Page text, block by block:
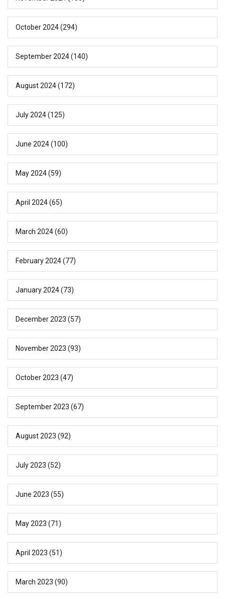
October 2024(294)
September 2024(140)
August 2024(172)
July 2024(125)
June 2024(100)
May 2024(59)
April 2024(65)
March 2024(60)
February 2024(77)
January 2024(73)
December 2023 (57)
November 2023 (93)
October 2023 (47)
September 2023 (67)
August 2023 (92)
July 2023 (52)
June 2023 (55)
May 2023 (71)
April 2023 (51)
March 2023 (90)